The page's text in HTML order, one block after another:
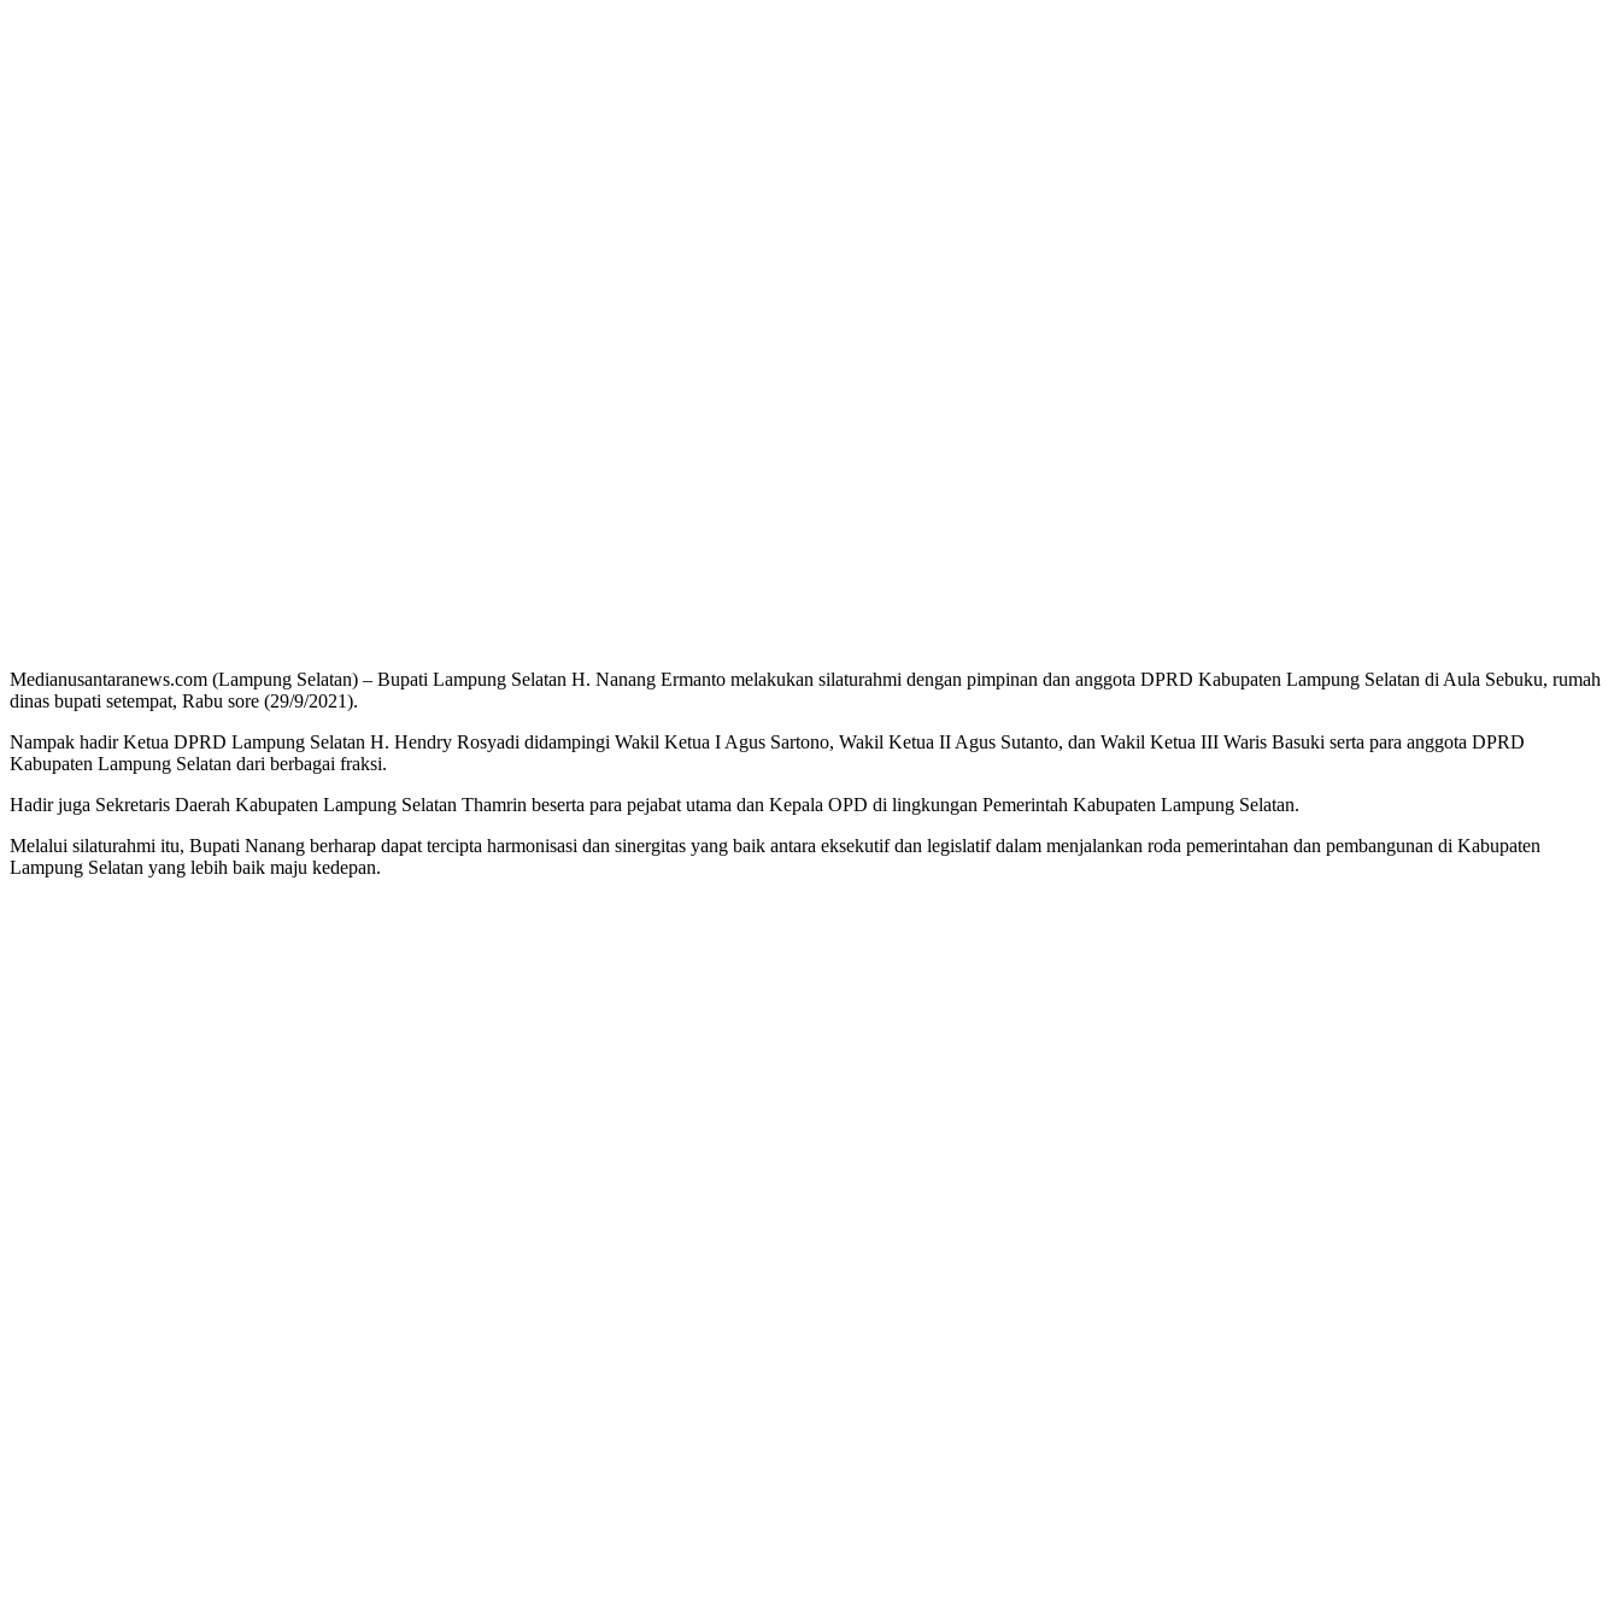
Medianusantaranews.com (Lampung Selatan) – Bupati Lampung Selatan H. Nanang Ermanto melakukan silaturahmi dengan pimpinan dan anggota DPRD Kabupaten Lampung Selatan di Aula Sebuku, rumah
dinas bupati setempat, Rabu sore (29/9/2021).
Nampak hadir Ketua DPRD Lampung Selatan H. Hendry Rosyadi didampingi Wakil Ketua I Agus Sartono, Wakil Ketua II Agus Sutanto, dan Wakil Ketua III Waris Basuki serta para anggota DPRD
Kabupaten Lampung Selatan dari berbagai fraksi.
Hadir juga Sekretaris Daerah Kabupaten Lampung Selatan Thamrin beserta para pejabat utama dan Kepala OPD di lingkungan Pemerintah Kabupaten Lampung Selatan.
Melalui silaturahmi itu, Bupati Nanang berharap dapat tercipta harmonisasi dan sinergitas yang baik antara eksekutif dan legislatif dalam menjalankan roda pemerintahan dan pembangunan di Kabupaten
Lampung Selatan yang lebih baik maju kedepan.